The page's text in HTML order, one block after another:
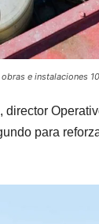
e instalaciones 10
para